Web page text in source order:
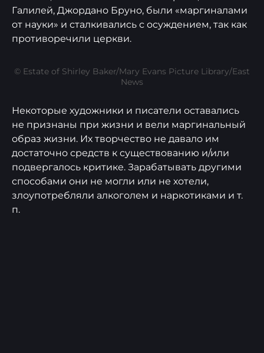
Галилей, Джордано Бруно, были «маргиналами
от науки» и сталкивались с осуждением, так как
противоречили церкви.
© Estate of Shirley Baker/Mary Evans Picture Library/East
News
Некоторые художники и писатели оставались
не признаны при жизни и вели маргинальный
образ жизни. Их творчество не давало им
достаточно средств к существованию и/или
подвергалось критике. Зарабатывать другими
способами они не могли или не хотели,
злоупотребляли алкоголем и наркотиками и т.
п.